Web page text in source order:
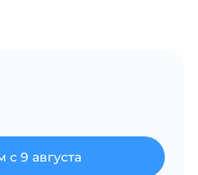
с 9 августа